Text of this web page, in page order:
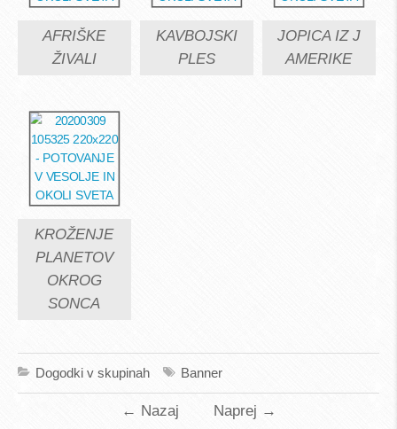
AFRIŠKE
ŽIVALI
KAVBOJSKI
PLES
JOPICA IZ J
AMERIKE
KROŽENJE
PLANETOV
OKROG
SONCA
Dogodki v skupinah Banner
← Nazaj Naprej →